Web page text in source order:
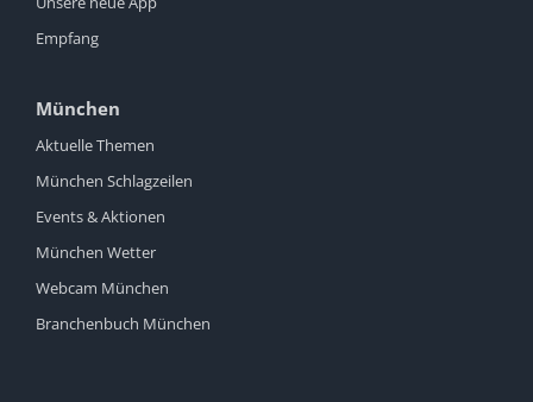
Empfang
München
Aktuelle Themen
München Schlagzeilen
Events & Aktionen
München Wetter
Webcam München
Branchenbuch München